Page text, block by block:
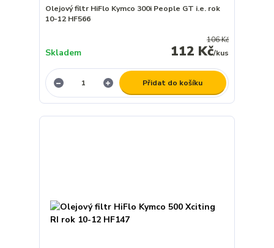
Olejový filtr HiFlo Kymco 300i People GT i.e. rok
10-12 HF566
106 Kč
112 Kč/kus
Skladem
Přidat do košíku